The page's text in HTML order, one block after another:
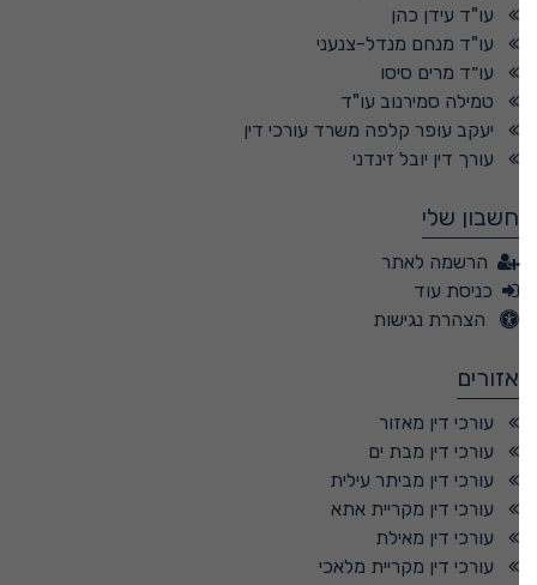
עו"ד עידן כהן
עו"ד מנחם מנדל-צנעני
עו״ד מרים סיסו
טמילה סמירנוב עו"ד
יעקב עופר קלפה משרד עורכי דין
עורך דין יובל זינדני
חשבון שלי
הרשמה לאתר
כניסת עוד
הצהרת נגישות
אזורים
עורכי דין מאזור
עורכי דין מבת ים
עורכי דין מביתר עילית
עורכי דין מקריית אתא
עורכי דין מאילת
עורכי דין מקריית מלאכי